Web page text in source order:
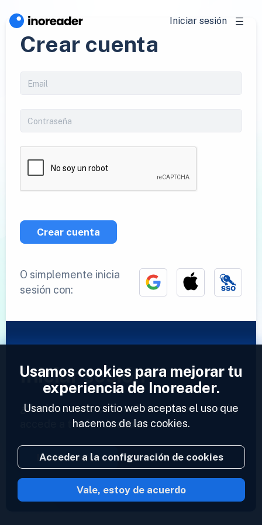
Iniciar sesión
Crear cuenta
Crear cuenta
O simplemente inicia
sesión con:
Iniciar sesión
¿Ya tienes una cuenta?Introduce tu perfil y
accede a tus feeds ahora.
Iniciar sesión
2023 © Inoreader
Usamos cookies para mejorar tu
experiencia de Inoreader.
Usando nuestro sitio web aceptas el uso que
hacemos de las cookies.
Acceder a la configuración de cookies
Vale, estoy de acuerdo